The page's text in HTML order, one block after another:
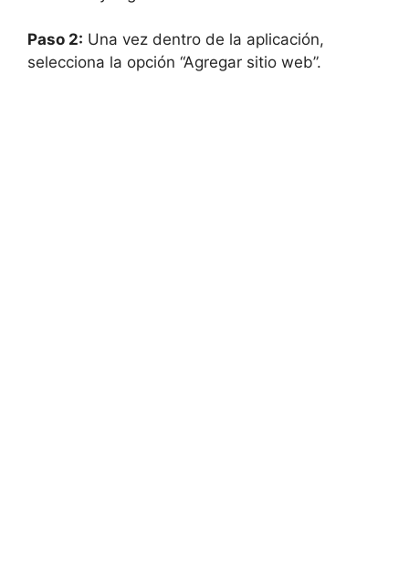
Paso 2: Una vez dentro de la aplicación,
selecciona la opción “Agregar sitio web”.